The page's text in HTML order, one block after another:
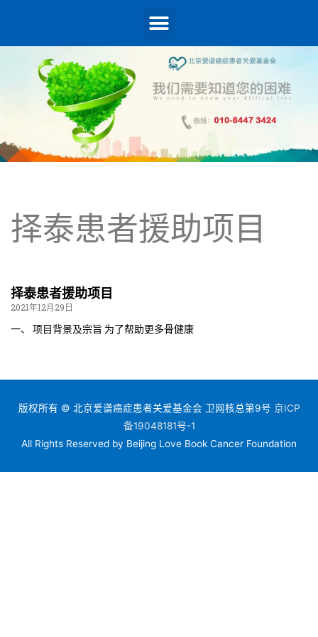
择泰患者援助项目
择泰患者援助项目
2021年12月29日
一、 项目背景及宗旨 为了帮助更多骨健康
版权所有 © 北京爱谱癌症患者关爱基金会 卫网核总第9号 京ICP
备19048181号-1
All Rights Reserved by Beijing Love Book Cancer Foundation